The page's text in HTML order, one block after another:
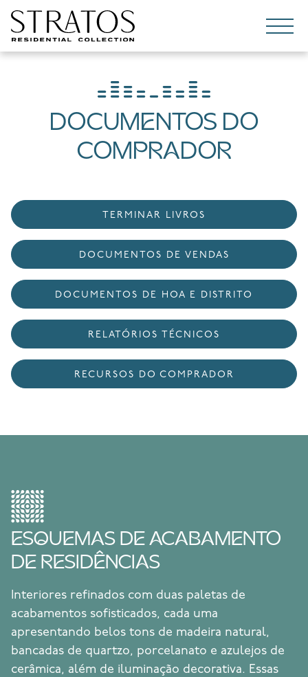
Pular para o conteúdo
DOCUMENTOS DO
COMPRADOR
TERMINAR LIVROS
DOCUMENTOS DE VENDAS
DOCUMENTOS DE HOA E DISTRITO
RELATÓRIOS TÉCNICOS
RECURSOS DO COMPRADOR
ESQUEMAS DE ACABAMENTO
DE RESIDÊNCIAS
Interiores refinados com duas paletas de
acabamentos sofisticados, cada uma
apresentando belos tons de madeira natural,
bancadas de quartzo, porcelanato e azulejos de
cerâmica, além de iluminação decorativa. Essas